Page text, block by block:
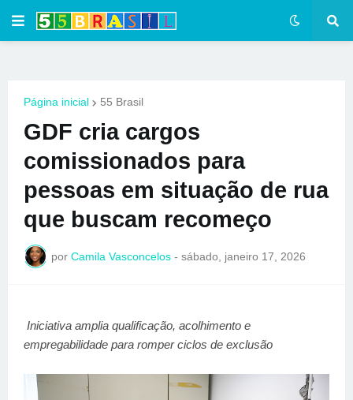
Página inicial 55 Brasil
GDF cria cargos
comissionados para
pessoas em situação de rua
que buscam recomeço
por Camila Vasconcelos - sábado, janeiro 17, 2026
Iniciativa amplia qualificação, acolhimento e
empregabilidade para romper ciclos de exclusão